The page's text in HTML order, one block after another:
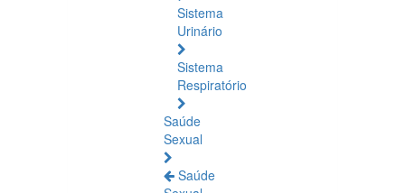
Sistema
Urinário
Sistema
Respiratório
Saúde
Sexual
Saúde